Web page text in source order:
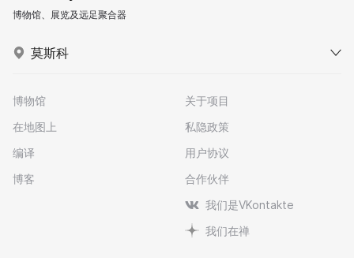
博物馆、展览及远足聚合器
莫斯科
博物馆
在地图上
编译
博客
关于项目
私隐政策
用户协议
合作伙伴
我们是VKontakte
我们在禅